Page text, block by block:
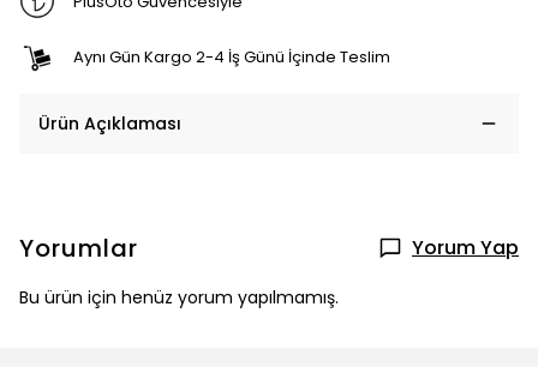
Aynı Gün Kargo 2-4 İş Günü İçinde Teslim
Ürün Açıklaması
Yorumlar Yorum Yap
Bu ürün için henüz yorum yapılmamış.